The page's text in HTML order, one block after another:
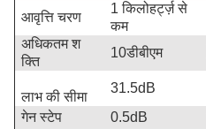
आवृत्ति चरण
1 किलोहर्ट्ज़ से
कम
अधिकतम श
क्ति
10डीबीएम
लाभ की सीमा
31.5dB
गेन स्टेप
0.5dB